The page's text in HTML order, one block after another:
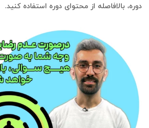
دوره، بالافاصله از محتوای دوره استفاده کنید.